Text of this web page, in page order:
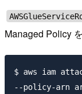
Managed Policy
$ aws iam
--policy-arn